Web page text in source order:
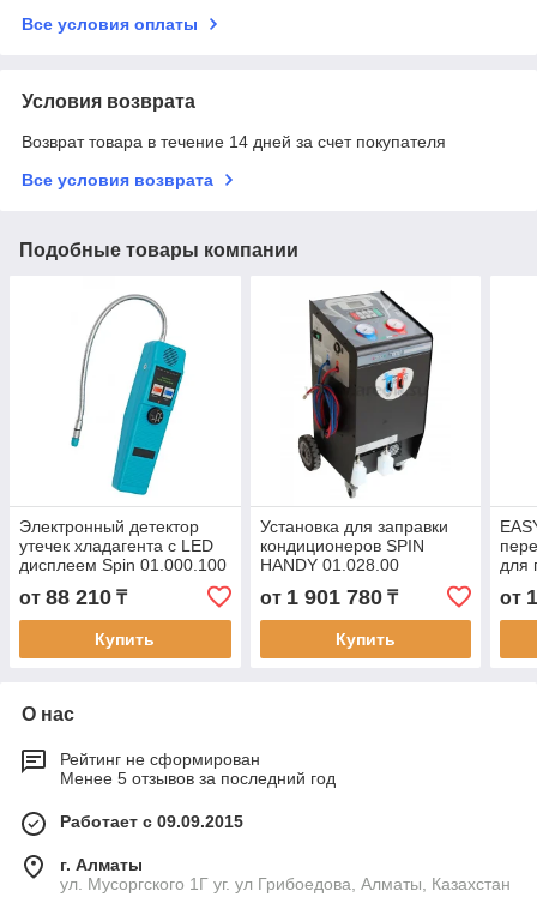
Все условия оплаты
Условия возврата
Возврат товара в течение 14 дней за счет покупателя
Все условия возврата
Подобные товары компании
Электронный детектор
утечек хладагента с LED
дисплеем Spin 01.000.100
от 88 210 ₸
Купить
Установка для заправки
кондиционеров SPIN
HANDY 01.028.00
от 1 901 780₸
Купить
для
от
О нас
Рейтинг не сформирован
Менее 5 отзывов за последний год
Работает с 09.09.2015
г. Алматы
ул. Мусоргского 1Г уг. ул Грибоедова, Алматы, Казахстан